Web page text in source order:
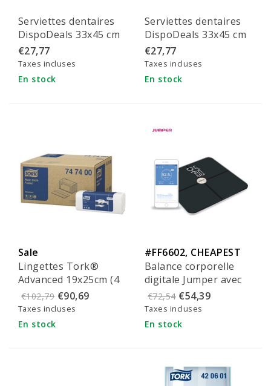
Serviettes dentaires
DispoDeals 33x45 cm
(3 couches) blanches
€27,77
Taxes incluses
En stock
Serviettes dentaires
DispoDeals 33x45 cm
(3 couches) jaunes
€27,77
Taxes incluses
En stock
Sale
Lingettes Tork®
Advanced 19x25cm (4
plis) - 747400
€102,79 €90,69
Taxes incluses
En stock
#FF6602, CHEAPEST
IN EU!
Balance corporelle
digitale Jumper avec
Bluetooth et IMC (par
pièce)
€72,54 €54,39
Taxes incluses
En stock